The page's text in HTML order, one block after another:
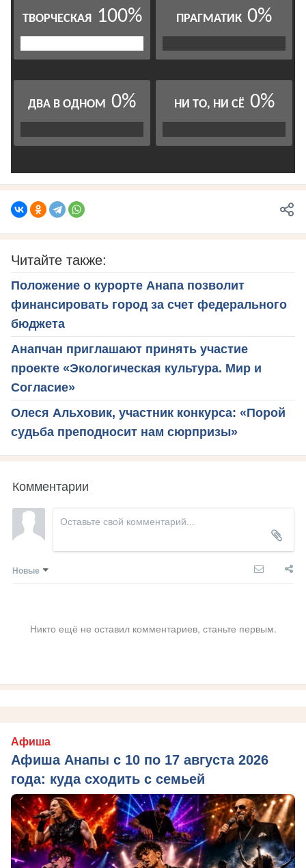
Читайте также:
Положение о курорте Анапа позволит
финансировать город за счет федерального
бюджета
Анапчан приглашают принять участие
проекте «Экологическая культура. Мир и
Согласие»
Олеся Альховик, участник конкурса: «Порой
судьба преподносит нам сюрпризы»
Комментарии
Новые
Никто ещё не оставил комментариев, станьте первым.
Афиша
Афиша Анапы с 10 по 17 августа 2026
года: куда сходить с семьей